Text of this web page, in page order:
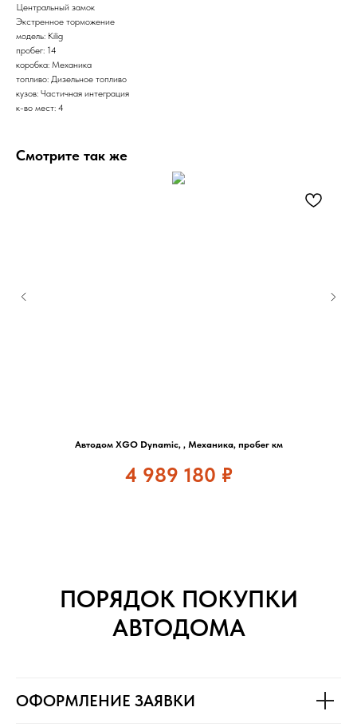
Центральный замок
Экстренное торможение
модель: Kilig
пробег: 14
коробка: Механика
топливо: Дизельное топливо
кузов: Частичная интеграция
к-во мест: 4
Смотрите так же
Автодом XGO Dynamic, , Механика, пробег км
4 989 180 ₽
ПОРЯДОК ПОКУПКИ
АВТОДОМА
ОФОРМЛЕНИЕ ЗАЯВКИ